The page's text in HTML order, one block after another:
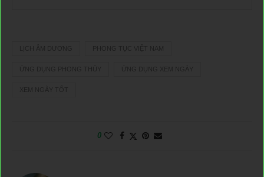
LỊCH ÂM DƯƠNG PHONG TỤC VIỆT NAM
ỨNG DỤNG PHONG THỦY ỨNG DỤNG XEM NGÀY
XEM NGÀY TỐT
0